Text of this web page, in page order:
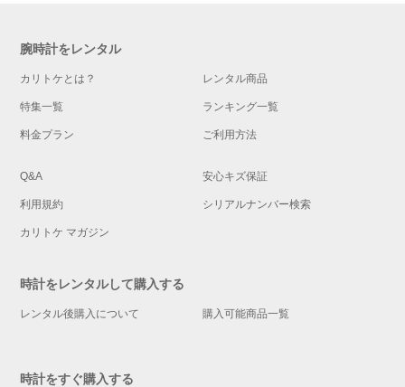
腕時計をレンタル
カリトケとは？ レンタル商品
特集一覧 ランキング一覧
料金プラン ご利用方法
Q&A 安心キズ保証
利用規約 シリアルナンバー検索
カリトケ マガジン
時計をレンタルして購入する
レンタル後購入について 購入可能商品一覧
時計をすぐ購入する